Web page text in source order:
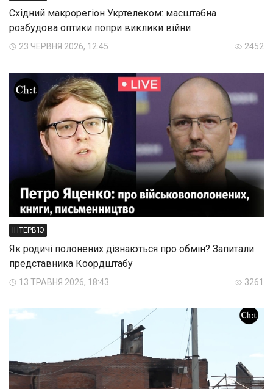
Східний макрорегіон Укртелеком: масштабна
розбудова оптики попри виклики війни
23 ЧЕРВНЯ 2026, 12:45 2452
ІНТЕРВ’Ю
Як родичі полонених дізнаються про обмін? Запитали
представника Коордштабу
13 ТРАВНЯ 2026, 18:43 3261